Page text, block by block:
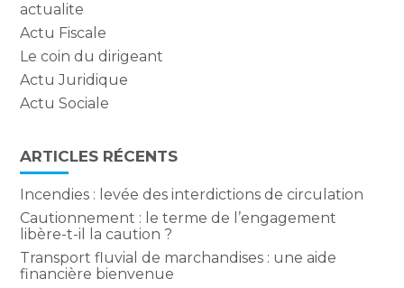
actualite
Actu Fiscale
Le coin du dirigeant
Actu Juridique
Actu Sociale
ARTICLES RÉCENTS
Incendies : levée des interdictions de circulation
Cautionnement : le terme de l’engagement
libère-t-il la caution ?
Transport fluvial de marchandises : une aide
financière bienvenue